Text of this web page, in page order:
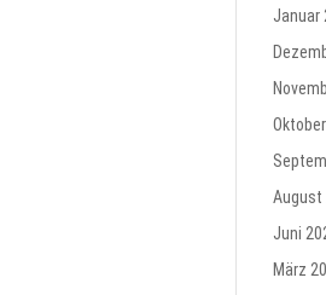
Januar
August
Juni
März